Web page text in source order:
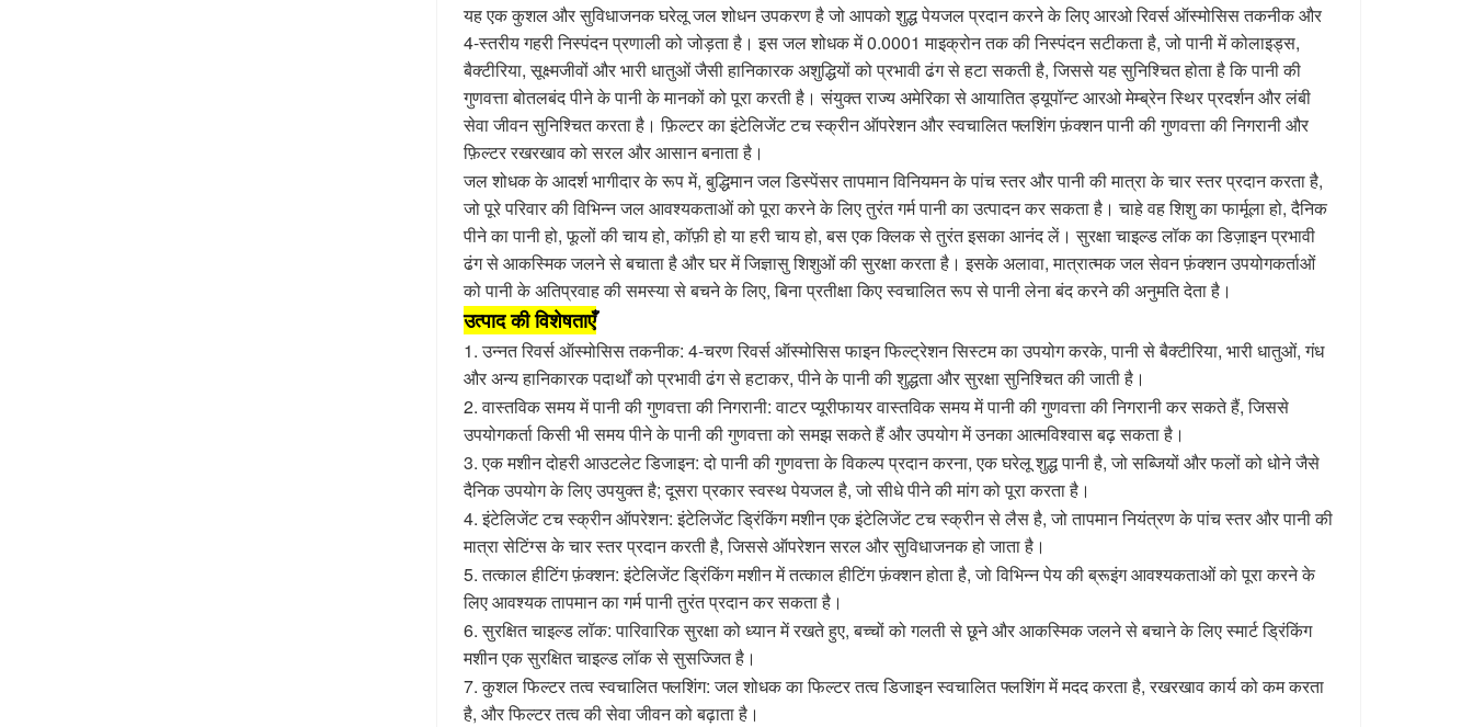
यह एक कुशल और सुविधाजनक घरेलू जल शोधन उपकरण है जो आपको शुद्ध पेयजल प्रदान करने के लिए आरओ रिवर्स ऑस्मोसिस तकनीक और
4-स्तरीय गहरी निस्पंदन प्रणाली को जोड़ता है। इस जल शोधक में 0.0001 माइक्रोन तक की निस्पंदन सटीकता है, जो पानी में कोलाइड्स,
बैक्टीरिया, सूक्ष्मजीवों और भारी धातुओं जैसी हानिकारक अशुद्धियों को प्रभावी ढंग से हटा सकती है, जिससे यह सुनिश्चित होता है कि पानी की
गुणवत्ता बोतलबंद पीने के पानी के मानकों को पूरा करती है। संयुक्त राज्य अमेरिका से आयातित ड्यूपॉन्ट आरओ मेम्ब्रेन स्थिर प्रदर्शन और लंबी
सेवा जीवन सुनिश्चित करता है। फ़िल्टर का इंटेलिजेंट टच स्क्रीन ऑपरेशन और स्वचालित फ्लशिंग फ़ंक्शन पानी की गुणवत्ता की निगरानी और
फ़िल्टर रखरखाव को सरल और आसान बनाता है।
जल शोधक के आदर्श भागीदार के रूप में, बुद्धिमान जल डिस्पेंसर तापमान विनियमन के पांच स्तर और पानी की मात्रा के चार स्तर प्रदान करता है,
जो पूरे परिवार की विभिन्न जल आवश्यकताओं को पूरा करने के लिए तुरंत गर्म पानी का उत्पादन कर सकता है। चाहे वह शिशु का फार्मूला हो, दैनिक
पीने का पानी हो, फूलों की चाय हो, कॉफ़ी हो या हरी चाय हो, बस एक क्लिक से तुरंत इसका आनंद लें। सुरक्षा चाइल्ड लॉक का डिज़ाइन प्रभावी
ढंग से आकस्मिक जलने से बचाता है और घर में जिज्ञासु शिशुओं की सुरक्षा करता है। इसके अलावा, मात्रात्मक जल सेवन फ़ंक्शन उपयोगकर्ताओं
को पानी के अतिप्रवाह की समस्या से बचने के लिए, बिना प्रतीक्षा किए स्वचालित रूप से पानी लेना बंद करने की अनुमति देता है।
उत्पाद की विशेषताएँ
1. उन्नत रिवर्स ऑस्मोसिस तकनीक: 4-चरण रिवर्स ऑस्मोसिस फाइन फिल्ट्रेशन सिस्टम का उपयोग करके, पानी से बैक्टीरिया, भारी धातुओं, गंध
और अन्य हानिकारक पदार्थों को प्रभावी ढंग से हटाकर, पीने के पानी की शुद्धता और सुरक्षा सुनिश्चित की जाती है।
2. वास्तविक समय में पानी की गुणवत्ता की निगरानी: वाटर प्यूरीफायर वास्तविक समय में पानी की गुणवत्ता की निगरानी कर सकते हैं, जिससे
उपयोगकर्ता किसी भी समय पीने के पानी की गुणवत्ता को समझ सकते हैं और उपयोग में उनका आत्मविश्वास बढ़ सकता है।
3. एक मशीन दोहरी आउटलेट डिजाइन: दो पानी की गुणवत्ता के विकल्प प्रदान करना, एक घरेलू शुद्ध पानी है, जो सब्जियों और फलों को धोने जैसे
दैनिक उपयोग के लिए उपयुक्त है; दूसरा प्रकार स्वस्थ पेयजल है, जो सीधे पीने की मांग को पूरा करता है।
4. इंटेलिजेंट टच स्क्रीन ऑपरेशन: इंटेलिजेंट ड्रिंकिंग मशीन एक इंटेलिजेंट टच स्क्रीन से लैस है, जो तापमान नियंत्रण के पांच स्तर और पानी की
मात्रा सेटिंग्स के चार स्तर प्रदान करती है, जिससे ऑपरेशन सरल और सुविधाजनक हो जाता है।
5. तत्काल हीटिंग फ़ंक्शन: इंटेलिजेंट ड्रिंकिंग मशीन में तत्काल हीटिंग फ़ंक्शन होता है, जो विभिन्न पेय की ब्रूइंग आवश्यकताओं को पूरा करने के
लिए आवश्यक तापमान का गर्म पानी तुरंत प्रदान कर सकता है।
6. सुरक्षित चाइल्ड लॉक: पारिवारिक सुरक्षा को ध्यान में रखते हुए, बच्चों को गलती से छूने और आकस्मिक जलने से बचाने के लिए स्मार्ट ड्रिंकिंग
मशीन एक सुरक्षित चाइल्ड लॉक से सुसज्जित है।
7. कुशल फिल्टर तत्व स्वचालित फ्लशिंग: जल शोधक का फिल्टर तत्व डिजाइन स्वचालित फ्लशिंग में मदद करता है, रखरखाव कार्य को कम करता
है, और फिल्टर तत्व की सेवा जीवन को बढ़ाता है।